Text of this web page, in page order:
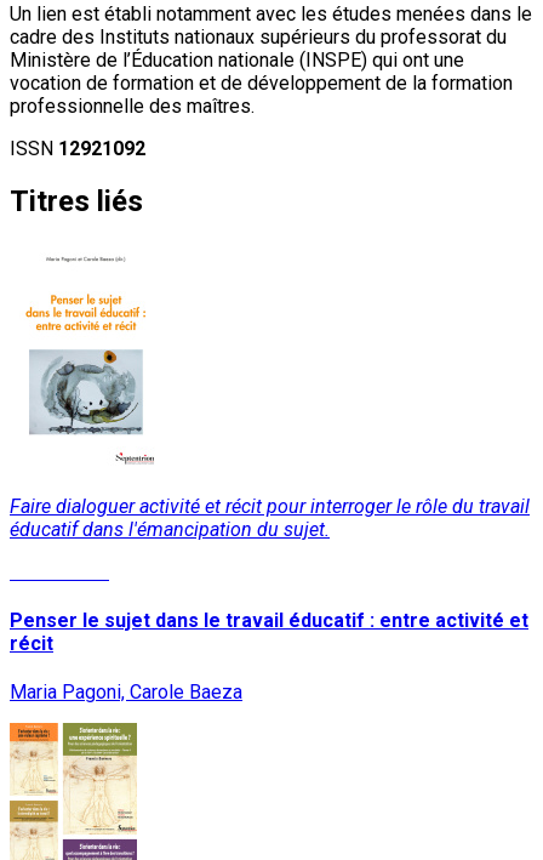
Un lien est établi notamment avec les études menées dans le
cadre des Instituts nationaux supérieurs du professorat du
Ministère de l’Éducation nationale (INSPE) qui ont une
vocation de formation et de développement de la formation
professionnelle des maîtres.
ISSN 12921092
Titres liés
Faire dialoguer activité et récit pour interroger le rôle du travail
éducatif dans l'émancipation du sujet.
Penser le sujet dans le travail éducatif : entre activité et
récit
Maria Pagoni, Carole Baeza